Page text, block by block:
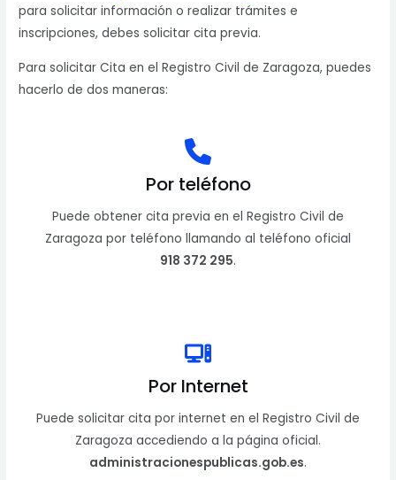
para solicitar información o realizar trámites e
inscripciones, debes solicitar cita previa.
Para solicitar Cita en el Registro Civil de Zaragoza, puedes
hacerlo de dos maneras:
Por teléfono
Puede obtener cita previa en el Registro Civil de
Zaragoza por teléfono llamando al teléfono oficial
918 372 295.
Por Internet
Puede solicitar cita por internet en el Registro Civil de
Zaragoza accediendo a la página oficial.
administracionespublicas.gob.es.